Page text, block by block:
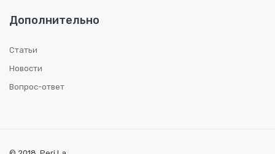
Дополнительно
Статьи
Новости
Вопрос-ответ